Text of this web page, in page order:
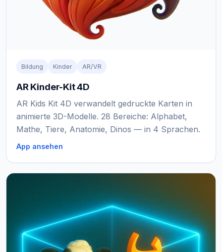
Bildung Kinder AR/VR
AR Kinder-Kit 4D
AR Kids Kit 4D verwandelt gedruckte Karten in
animierte 3D-Modelle. 28 Bereiche: Alphabet,
Mathe, Tiere, Anatomie, Dinos — in 4 Sprachen.
App ansehen